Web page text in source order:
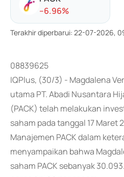
--6.96%
Terakhir diperbarui: 22-07-2026,
08839625
IQPlus, (30/3) - Magdalena
utama PT. Abadi Nusantara
(PACK) telah melakukan
saham pada tanggal 17 Maret
Manajemen PACK dalam
menyampaikan bahwa
saham PACK sebanyak